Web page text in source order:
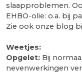
slaapproblemen.
EHBO-olie: o.a. bij
Zie ook onze blog
Weetjes:
Opgelet: Bij
nevenwerkingen